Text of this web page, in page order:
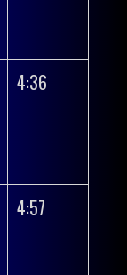
4:36
4:57